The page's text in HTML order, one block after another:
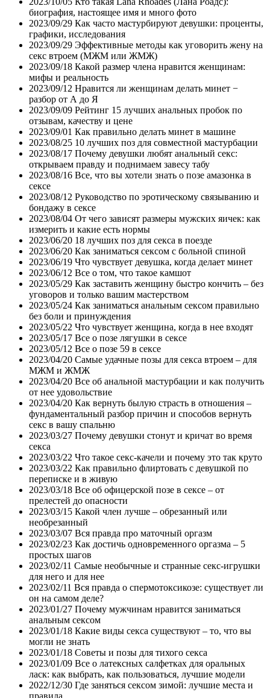
биография, настоящее имя и много фото
2023/09/29 Как часто мастурбируют девушки: проценты,
графики, исследования
2023/09/29 Эффективные методы как уговорить жену на
секс втроем (МЖМ или ЖМЖ)
2023/09/18 Какой размер члена нравится женщинам:
мифы и реальность
2023/09/12 Нравится ли женщинам делать минет −
разбор от А до Я
2023/09/09 Рейтинг 15 лучших анальных пробок по
отзывам, качеству и цене
2023/09/01 Как правильно делать минет в машине
2023/08/25 10 лучших поз для совместной мастурбации
2023/08/17 Почему девушки любят анальный секс:
открываем правду и поднимаем завесу табу
2023/08/16 Все, что вы хотели знать о позе амазонка в
сексе
2023/08/12 Руководство по эротическому связыванию и
бондажу в сексе
2023/08/04 От чего зависят размеры мужских яичек: как
измерить и какие есть нормы
2023/06/20 18 лучших поз для секса в поезде
2023/06/20 Как заниматься сексом с больной спиной
2023/06/19 Что чувствует девушка, когда делает минет
2023/06/12 Все о том, что такое камшот
2023/05/29 Как заставить женщину быстро кончить – без
уговоров и только вашим мастерством
2023/05/24 Как заниматься анальным сексом правильно
без боли и принуждения
2023/05/22 Что чувствует женщина, когда в нее входят
2023/05/17 Все о позе лягушки в сексе
2023/05/12 Все о позе 59 в сексе
2023/04/20 Самые удачные позы для секса втроем – для
МЖМ и ЖМЖ
2023/04/20 Все об анальной мастурбации и как получить
от нее удовольствие
2023/04/20 Как вернуть былую страсть в отношения –
фундаментальный разбор причин и способов вернуть
секс в вашу спальню
2023/03/27 Почему девушки стонут и кричат во время
секса
2023/03/22 Что такое секс-качели и почему это так круто
2023/03/22 Как правильно флиртовать с девушкой по
переписке и в живую
2023/03/18 Все об офицерской позе в сексе – от
прелестей до опасности
2023/03/15 Какой член лучше – обрезанный или
необрезанный
2023/03/07 Вся правда про маточный оргазм
2023/02/23 Как достичь одновременного оргазма – 5
простых шагов
2023/02/11 Самые необычные и странные секс-игрушки
для него и для нее
2023/02/11 Вся правда о спермотоксикозе: существует ли
он на самом деле?
2023/01/27 Почему мужчинам нравится заниматься
анальным сексом
2023/01/18 Какие виды секса существуют – то, что вы
могли не знать
2023/01/18 Советы и позы для тихого секса
2023/01/09 Все о латексных салфетках для оральных
ласк: как выбрать, как пользоваться, лучшие модели
2022/12/30 Где заняться сексом зимой: лучшие места и
правила